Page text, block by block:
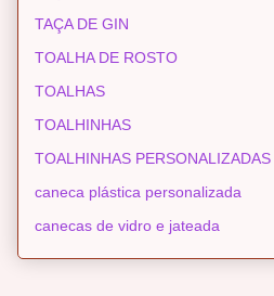
TAÇA DE GIN
TOALHA DE ROSTO
TOALHAS
TOALHINHAS
TOALHINHAS PERSONALIZADAS
caneca plástica personalizada
canecas de vidro e jateada